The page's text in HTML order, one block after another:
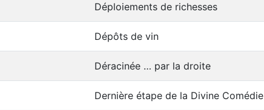
Déploiements de richesses
Dépôts de vin
Déracinée … par la droite
Dernière étape de la Divine Comédie